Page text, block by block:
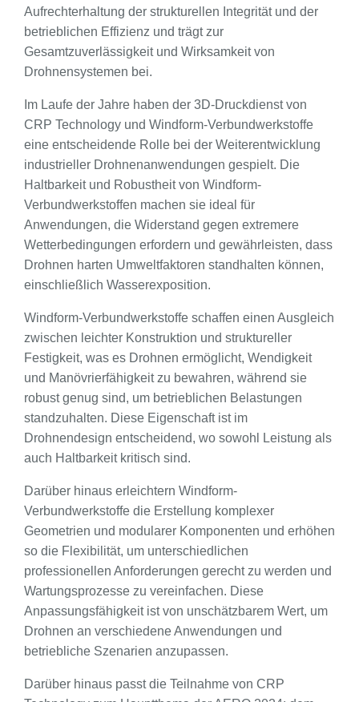
Aufrechterhaltung der strukturellen Integrität und der
betrieblichen Effizienz und trägt zur
Gesamtzuverlässigkeit und Wirksamkeit von
Drohnensystemen bei.
Im Laufe der Jahre haben der 3D-Druckdienst von
CRP Technology und Windform-Verbundwerkstoffe
eine entscheidende Rolle bei der Weiterentwicklung
industrieller Drohnenanwendungen gespielt. Die
Haltbarkeit und Robustheit von Windform-
Verbundwerkstoffen machen sie ideal für
Anwendungen, die Widerstand gegen extremere
Wetterbedingungen erfordern und gewährleisten, dass
Drohnen harten Umweltfaktoren standhalten können,
einschließlich Wasserexposition.
Windform-Verbundwerkstoffe schaffen einen Ausgleich
zwischen leichter Konstruktion und struktureller
Festigkeit, was es Drohnen ermöglicht, Wendigkeit
und Manövrierfähigkeit zu bewahren, während sie
robust genug sind, um betrieblichen Belastungen
standzuhalten. Diese Eigenschaft ist im
Drohnendesign entscheidend, wo sowohl Leistung als
auch Haltbarkeit kritisch sind.
Darüber hinaus erleichtern Windform-
Verbundwerkstoffe die Erstellung komplexer
Geometrien und modularer Komponenten und erhöhen
so die Flexibilität, um unterschiedlichen
professionellen Anforderungen gerecht zu werden und
Wartungsprozesse zu vereinfachen. Diese
Anpassungsfähigkeit ist von unschätzbarem Wert, um
Drohnen an verschiedene Anwendungen und
betriebliche Szenarien anzupassen.
Darüber hinaus passt die Teilnahme von CRP